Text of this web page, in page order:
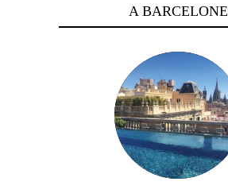
A BARCELONE